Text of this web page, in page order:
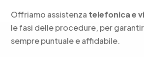
Offriamo assistenza telefonica e
le fasi delle procedure, per
sempre puntuale e affidabile.